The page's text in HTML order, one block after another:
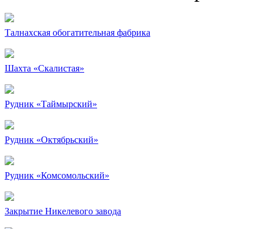
Талнахская обогатительная фабрика
Шахта «Скалистая»
Рудник «Таймырский»
Рудник «Октябрьский»
Рудник «Комсомольский»
Закрытие Никелевого завода